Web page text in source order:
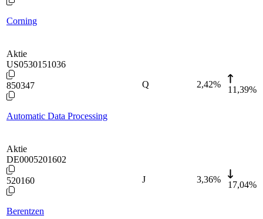
Corning
Aktie
US0530151036
850347
Automatic Data Processing
Q 2,42%
11,39%
Aktie
DE0005201602
520160
Berentzen
J 3,36%
17,04%